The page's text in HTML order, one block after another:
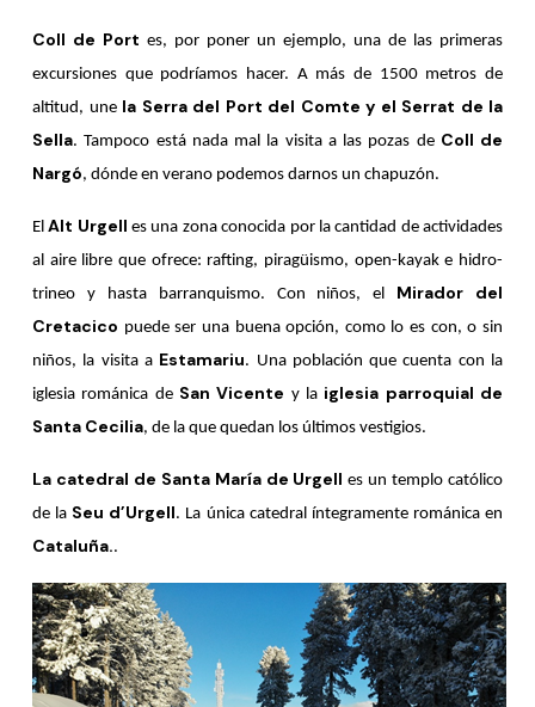
Coll de Port es, por poner un ejemplo, una de las primeras
excursiones que podríamos hacer. A más de 1500 metros de
altitud, une la Serra del Port del Comte y el Serrat de la
Sella. Tampoco está nada mal la visita a las pozas de Coll de
Nargó, dónde en verano podemos darnos un chapuzón.
ElAlt Urgell es una zona conocida por la cantidad de actividades
al aire libre que ofrece: rafting, piragüismo, open-kayak e hidro-
trineo y hasta barranquismo. Con niños, el Mirador del
Cretacico puede ser una buena opción, como lo es con, o sin
niños, la visita a Estamariu. Una población que cuenta con la
iglesia románica de San Vicente y la iglesia parroquial de
Santa Cecilia, de la que quedan los últimos vestigios.
La catedral de Santa María de Urgell es un templo católico
de la Seu d’Urgell. La única catedral íntegramente románica en
Cataluña..